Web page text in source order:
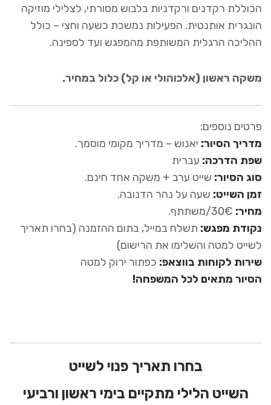
הכוללת רקדנים ורקדניות בלבוש מסורתי, לצלילי מוזיקה
הונגרית אותנטית. הפעילות נמשכת כשעה וחצי – כולל
ההליכה הרגלית המשותפת מהמפגש ועד לספינה.
משקה ראשון (אלכוהולי או קל) כלול במחיר.
פרטים נוספים:
מדריך הסיור: יאנוש – מדריך מקומי מוסמך.
שפת הדרכה: עברית
סוג הסיור: שייט ערב + משקה אחד חינם.
זמן השייט: שעה על נהר הדנובה.
מחיר:
נקודת מפגש: תשלח במייל, בתום ההזמנה (בחרו תאריך
לשייט למטה והשלימו את הרישום)
שירות לקוחות בווצאפ: כפתור ירוק למטה
הסיור מתאים לכל המשפחה!
בחרו תאריך פנוי לשייט
השייט הלילי מתקיים בימי ראשון ורביעי